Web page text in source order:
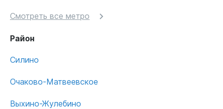
Смотреть все метро
Район
Силино
Очаково-Матвеевское
Выхино-Жулебино